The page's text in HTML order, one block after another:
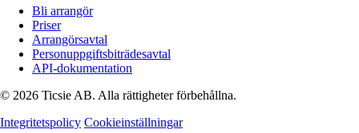
Bli arrangör
Priser
Arrangörsavtal
Personuppgiftsbiträdesavtal
API-dokumentation
© 2026 Ticsie AB. Alla rättigheter förbehållna.
Integritetspolicy Cookieinställningar